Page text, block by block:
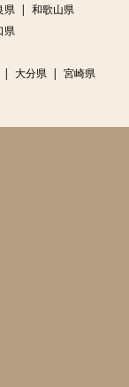
県
和歌山県
県
大分県
宮崎県